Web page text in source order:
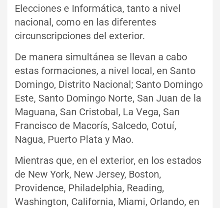
Elecciones e Informática, tanto a nivel
nacional, como en las diferentes
circunscripciones del exterior.
De manera simultánea se llevan a cabo
estas formaciones, a nivel local, en Santo
Domingo, Distrito Nacional; Santo Domingo
Este, Santo Domingo Norte, San Juan de la
Maguana, San Cristobal, La Vega, San
Francisco de Macorís, Salcedo, Cotuí,
Nagua, Puerto Plata y Mao.
Mientras que, en el exterior, en los estados
de New York, New Jersey, Boston,
Providence, Philadelphia, Reading,
Washington, California, Miami, Orlando, en